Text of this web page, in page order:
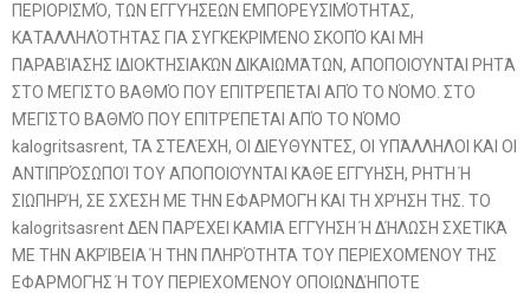
ΠΕΡΙΟΡΙΣΜΌ, ΤΩΝ ΕΓΓΥΉΣΕΩΝ ΕΜΠΟΡΕΥΣΙΜΌΤΗΤΑΣ,
ΚΑΤΑΛΛΗΛΌΤΗΤΑΣ ΓΙΑ ΣΥΓΚΕΚΡΙΜΈΝΟ ΣΚΟΠΌ ΚΑΙ ΜΗ
ΠΑΡΑΒΊΑΣΗΣ ΙΔΙΟΚΤΗΣΙΑΚΏΝ ΔΙΚΑΙΩΜΆΤΩΝ, ΑΠΟΠΟΙΟΎΝΤΑΙ ΡΗΤΆ
ΣΤΟ ΜΈΓΙΣΤΟ ΒΑΘΜΌ ΠΟΥ ΕΠΙΤΡΈΠΕΤΑΙ ΑΠΌ ΤΟ ΝΌΜΟ. ΣΤΟ
ΜΈΓΙΣΤΟ ΒΑΘΜΌ ΠΟΥ ΕΠΙΤΡΈΠΕΤΑΙ ΑΠΌ ΤΟ ΝΌΜΟ
kalogritsasrent, ΤΑ ΣΤΕΛΈΧΗ, ΟΙ ΔΙΕΥΘΥΝΤΈΣ, ΟΙ ΥΠΆΛΛΗΛΟΙ ΚΑΙ ΟΙ
ΑΝΤΙΠΡΌΣΩΠΟΊ ΤΟΥ ΑΠΟΠΟΙΟΎΝΤΑΙ ΚΆΘΕ ΕΓΓΎΗΣΗ, ΡΗΤΉ Ή
ΣΙΩΠΗΡΉ, ΣΕ ΣΧΈΣΗ ΜΕ ΤΗΝ ΕΦΑΡΜΟΓΉ ΚΑΙ ΤΗ ΧΡΉΣΗ ΤΗΣ. ΤΟ
kalogritsasrent ΔΕΝ ΠΑΡΈΧΕΙ ΚΑΜΊΑ ΕΓΓΎΗΣΗ Ή ΔΉΛΩΣΗ ΣΧΕΤΙΚΆ
ΜΕ ΤΗΝ ΑΚΡΊΒΕΙΑ Ή ΤΗΝ ΠΛΗΡΌΤΗΤΑ ΤΟΥ ΠΕΡΙΕΧΟΜΈΝΟΥ ΤΗΣ
ΕΦΑΡΜΟΓΉΣ Ή ΤΟΥ ΠΕΡΙΕΧΟΜΈΝΟΥ ΟΠΟΙΩΝΔΉΠΟΤΕ